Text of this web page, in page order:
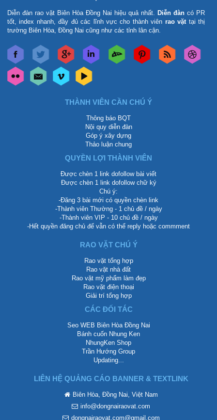
Diễn đàn rao vặt Biên Hòa Đồng Nai hiệu quả nhất. Diễn đàn có PR
tốt, index nhanh, đầy đủ các lĩnh vực cho thành viên rao vặt tại thị
trường Biên Hòa, Đồng Nai cũng như các tỉnh lân cận.
THÀNH VIÊN CẦN CHÚ Ý
Thông báo BQT
Nội quy diễn đàn
Góp ý xây dựng
Thảo luận chung
QUYỀN LỢI THÀNH VIÊN
Được chèn 1 link dofollow bài viết
Được chèn 1 link dofollow chữ ký
Chú ý:
-Đăng 3 bài mới có quyền chèn link
-Thành viên Thường - 1 chủ đề / ngày
-Thành viên VIP - 10 chủ đề / ngày
-Hết quyền đăng chủ để vẫn có thể reply hoặc commment
RAO VẶT CHÚ Ý
Rao vặt tổng hợp
Rao vặt nhà đất
Rao vặt mỹ phẩm làm đẹp
Rao vặt điện thoại
Giải trí tổng hợp
CÁC ĐỐI TÁC
Seo WEB Biên Hòa Đồng Nai
Bánh cuốn Nhung Ken
NhungKen Shop
Trần Hướng Group
Updating...
LIÊN HỆ QUẢNG CÁO BANNER & TEXTLINK
Biên Hòa, Đồng Nai, Việt Nam
info@dongnairaovat.com
dongnairaovat.com@gmail.com